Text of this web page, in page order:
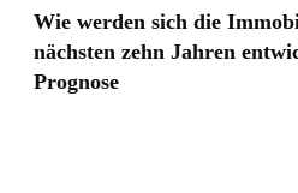
Wie werden sich die
nächsten zehn Jahren
Prognose